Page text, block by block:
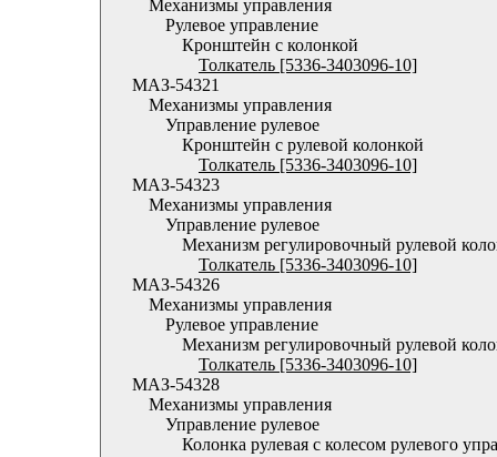
Механизмы управления
Рулевое управление
Кронштейн с колонкой
Толкатель [5336-3403096-10]
МАЗ-54321
Механизмы управления
Управление рулевое
Кронштейн с рулевой колонкой
Толкатель [5336-3403096-10]
МАЗ-54323
Механизмы управления
Управление рулевое
Механизм регулировочный рулевой
Толкатель [5336-3403096-10]
МАЗ-54326
Механизмы управления
Рулевое управление
Механизм регулировочный рулевой
Толкатель [5336-3403096-10]
МАЗ-54328
Механизмы управления
Управление рулевое
Колонка рулевая с колесом рулевого